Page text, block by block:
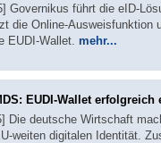
Governikus führt die eID-
die Online-
EUDI-Wallet. mehr...
EUDI-Wallet erfolgreich
Die deutsche Wirtschaft
weiten digitalen Identität.